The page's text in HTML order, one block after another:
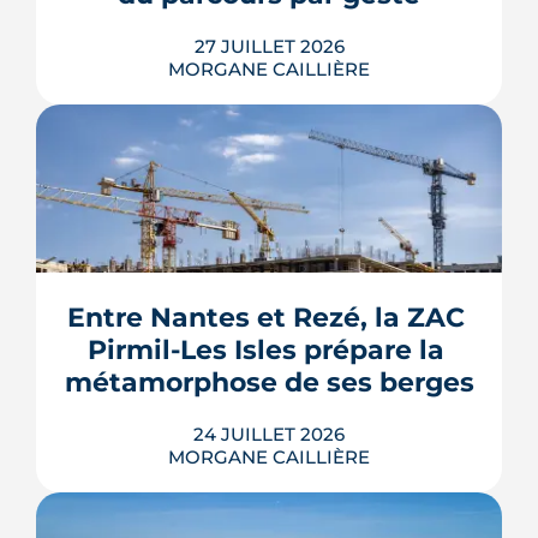
27 JUILLET 2026
MORGANE CAILLIÈRE
Le Gouvernement prévoit de retirer six
familles de travaux du parcours « par
geste » de MaPrimeRénov' au 1er
septembre 2026, sous réserve de la
publication des textes définitifs.
fenêtres, VMC, chauffe-eau
thermodynamique, chauffage au bois
et solaire thermi...
Entre Nantes et Rezé, la ZAC
Pirmil-Les Isles prépare la
métamorphose de ses berges
24 JUILLET 2026
MORGANE CAILLIÈRE